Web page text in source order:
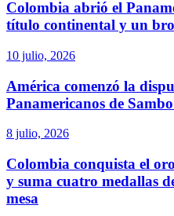
Colombia abrió el
título continental y un
10 julio, 2026
América comenzó la
Panamericanos de
8 julio, 2026
Colombia conquista el
y suma cuatro medallas
mesa